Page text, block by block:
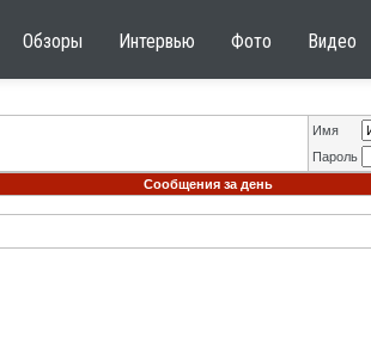
Обзоры Интервью Фото Видео
Имя
Пароль
Сообщения за день